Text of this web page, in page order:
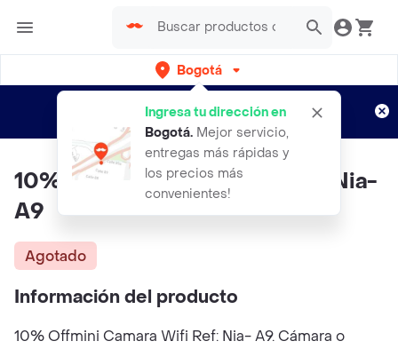
Bogotá
Ingresa tu dirección en
Bogotá. Mejor servicio,
entregas más rápidas y
los precios más
convenientes!
envíos gratis por semanas
Aplican TyC
10% Offmini Camara Wifi Ref: Nia-
A9
Agotado
Información del producto
10% Offmini Camara Wifi Ref: Nia- A9. Cámara o